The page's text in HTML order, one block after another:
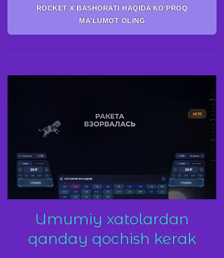
ROCKET X BASHORATI HAQIDA KO’PROQ
MA’LUMOT OLING
Umumiy xatolardan
qanday qochish kerak